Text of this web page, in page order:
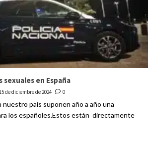
en España
de diciembre de 2024 0
país suponen año a año una
los españoles.Estos están directamente